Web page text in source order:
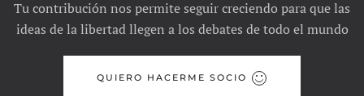
Tu contribución nos permite seguir creciendo para que las
ideas de la libertad llegen a los debates de todo el mundo
QUIERO HACERME SOCIO